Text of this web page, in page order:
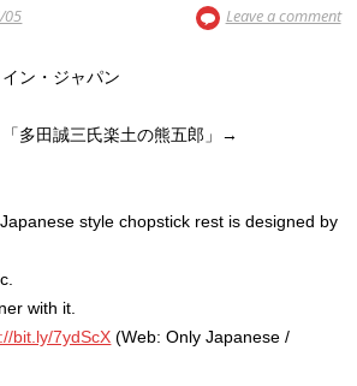
05 Leave a comment
ン・ジャパン
「多田誠三氏楽土の熊五郎」→
style chopstick rest is designed by
with it.
bit.ly/7ydScX (Web: Only Japanese /